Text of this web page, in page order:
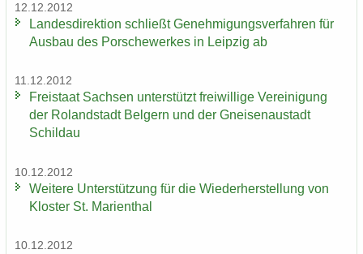
12.12.2012
Lan­des­di­rek­ti­on schließt Ge­neh­mi­gungs­ver­fah­ren für
Aus­bau des Por­sche­wer­kes in Leip­zig ab
11.12.2012
Frei­staat Sach­sen un­ter­stützt frei­wil­li­ge Ver­ei­ni­gung
der Ro­land­stadt Bel­gern und der Gnei­sen­au­stadt
Schildau
10.12.2012
Wei­te­re Un­ter­stüt­zung für die Wie­der­her­stel­lung von
Klos­ter St. Ma­ri­en­thal
10.12.2012